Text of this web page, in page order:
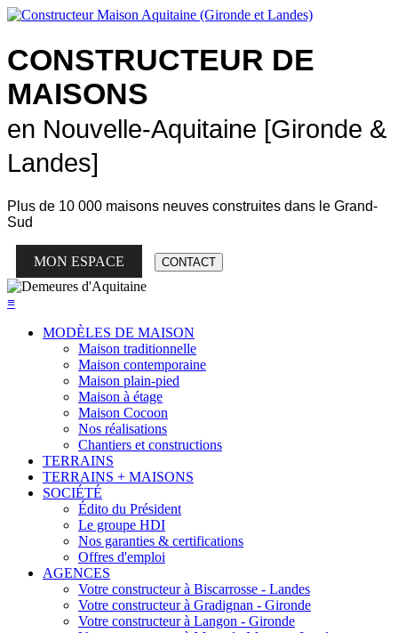
CONSTRUCTEUR DE
MAISONS
en Nouvelle-Aquitaine [Gironde &
Landes]
Plus de 10 000 maisons neuves construites dans le Grand-
Sud
MON ESPACE CONTACT
≡
MODÈLES DE MAISON
Maison traditionnelle
Maison contemporaine
Maison plain-pied
Maison à étage
Maison Cocoon
Nos réalisations
Chantiers et constructions
TERRAINS
TERRAINS + MAISONS
SOCIÉTÉ
Édito du Président
Le groupe HDI
Nos garanties & certifications
Offres d'emploi
AGENCES
Votre constructeur à Biscarrosse - Landes
Votre constructeur à Gradignan - Gironde
Votre constructeur à Langon - Gironde